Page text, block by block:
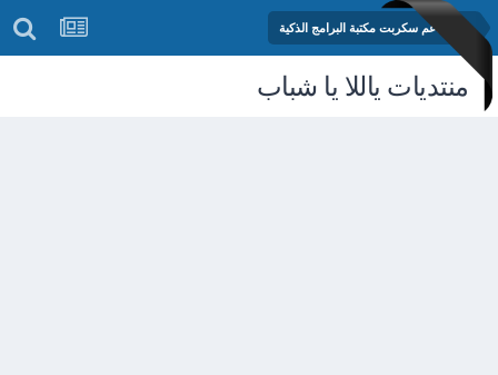
منتدى دعم سكربت مكتبة البرامج الذكية
منتديات ياللا يا شباب